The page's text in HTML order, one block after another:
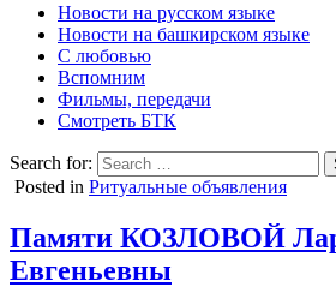
Новости на русском языке
Новости на башкирском языке
С любовью
Вспомним
Фильмы, передачи
Смотреть БТК
Search for:
Posted in Ритуальные объявления
Памяти КОЗЛОВОЙ
Евгеньевны